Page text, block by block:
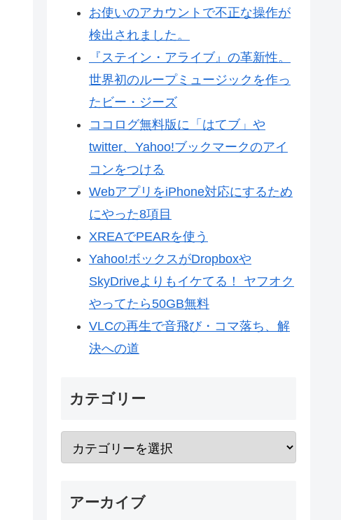
お使いのアカウントで不正な操作が
検出されました。
『ステイン・アライブ』の革新性。
世界初のループミュージックを作っ
たビー・ジーズ
ココログ無料版に「はてブ」や
twitter、Yahoo!ブックマークのアイ
コンをつける
WebアプリをiPhone対応にするため
にやった8項目
XREAでPEARを使う
Yahoo!ボックスがDropboxや
SkyDriveよりもイケてる！ ヤフオク
やってたら50GB無料
VLCの再生で音飛び・コマ落ち、解
決への道
カテゴリー
アーカイブ